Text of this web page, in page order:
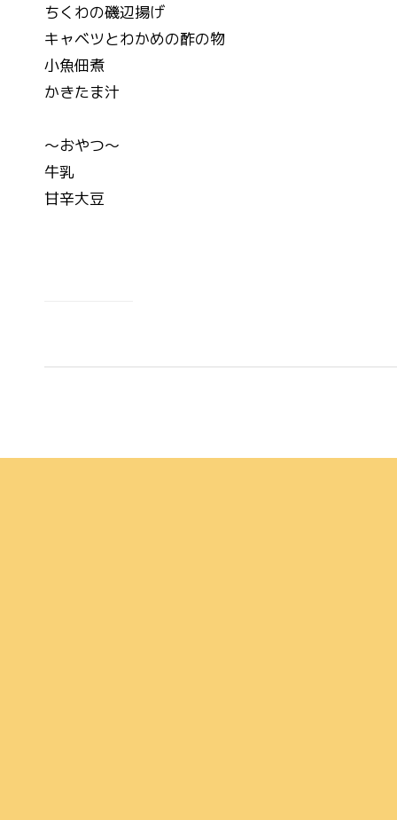
ちくわの磯辺揚げ
キャベツとわかめの酢の物
小魚佃煮
かきたま汁
～おやつ～
牛乳
甘辛大豆